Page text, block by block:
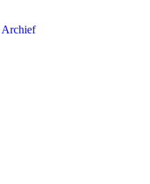
Archief